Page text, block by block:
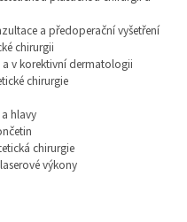
a předoperační vyšetření
chirurgii
a v korektivní dermatologii
chirurgie
hlavy
chirurgie
výkony